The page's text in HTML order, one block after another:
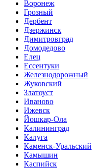
Воронеж
Грозный
Дербент
Дзержинск
Димитровград
Домодедово
Елец
Ессентуки
Железнодорожный
Жуковский
Златоуст
Иваново
Ижевск
Йошкар-Ола
Калининград
Калуга
Каменск-Уральский
Камышин
Каспийск